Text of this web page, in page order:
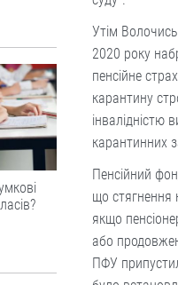
Утім
2020 року
пенсійне
карантину
інвалідністю
карантинних
Пенсійний
що стягнення
якщо
або
ПФУ